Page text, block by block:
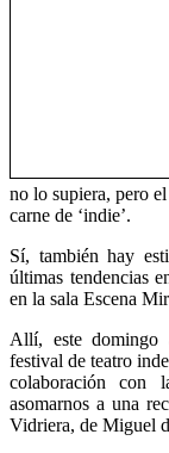
no lo supiera, pero
carne de ‘indie’.
Sí, también hay
últimas tendencias
en la sala Escena
Allí, este domingo
festival de teatro
colaboración con
asomarnos a una
Vidriera, de Miguel